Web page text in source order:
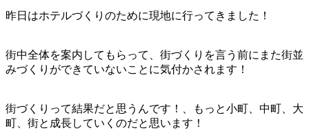
昨日はホテルづくりのために現地に行ってきました！
街中全体を案内してもらって、街づくりを言う前にまた街並
みづくりができていないことに気付かされます！
街づくりって結果だと思うんです！、もっと小町、中町、大
町、街と成長していくのだと思います！